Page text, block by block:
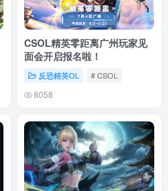
CSOL精英零距离广州玩家见
面会开启报名啦！
反恐精英OL # CSOL
8058